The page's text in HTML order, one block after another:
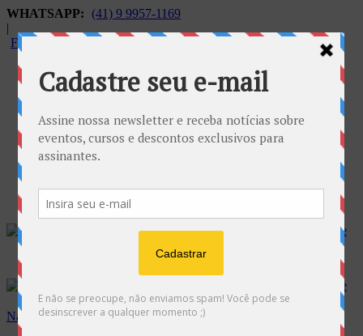
WHATSAPP:
(41) 9 9957-1169
|
FALECONOSCO@GNOSE.ORG.BR
Navegação